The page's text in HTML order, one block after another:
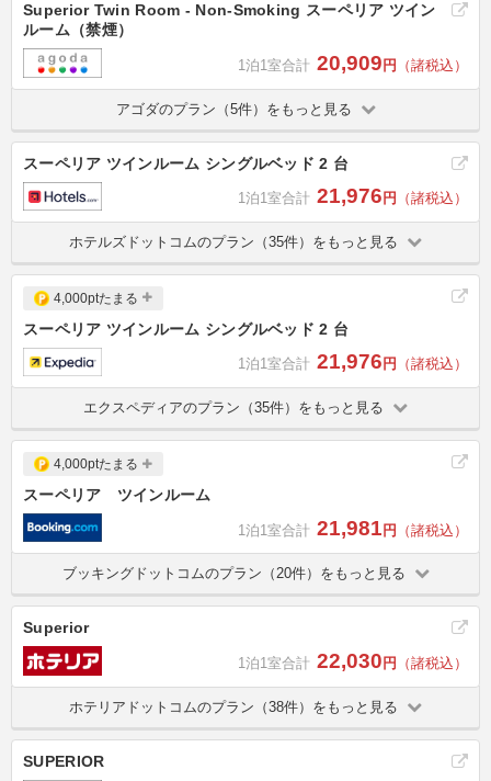
Superior Twin Room - Non-Smoking スーペリア ツイン
ルーム（禁煙）
1泊1室合計 20,909 円 （諸税込）
アゴダのプラン（5件）をもっと見る
スーペリア ツインルーム シングルベッド 2 台
1泊1室合計 21,976 円 （諸税込）
ホテルズドットコムのプラン（35件）をもっと見る
4,000ptたまる
スーペリア ツインルーム シングルベッド 2 台
1泊1室合計 21,976 円 （諸税込）
エクスペディアのプラン（35件）をもっと見る
4,000ptたまる
スーペリア ツインルーム
1泊1室合計 21,981円 （諸税込）
ブッキングドットコムのプラン（20件）をもっと見る
Superior
1泊1室合計 22,030 円 （諸税込）
ホテリアドットコムのプラン（38件）をもっと見る
SUPERIOR